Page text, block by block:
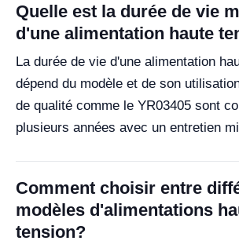
Quelle est la durée de vie
d'une alimentation haute
La durée de vie d'une alimentation
dépend du modèle et de son
de qualité comme le YR03405 sont
plusieurs années avec un entretien
Comment choisir entre
modèles d'alimentations
tension?